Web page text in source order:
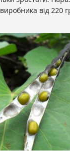
від 220